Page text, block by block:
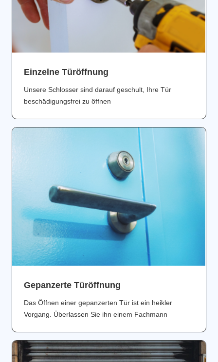
Einzelne Türöffnung
Unsere Schlosser sind darauf geschult, Ihre Tür
beschädigungsfrei zu öffnen
Gepanzerte Türöffnung
Das Öffnen einer gepanzerten Tür ist ein heikler
Vorgang. Überlassen Sie ihn einem Fachmann